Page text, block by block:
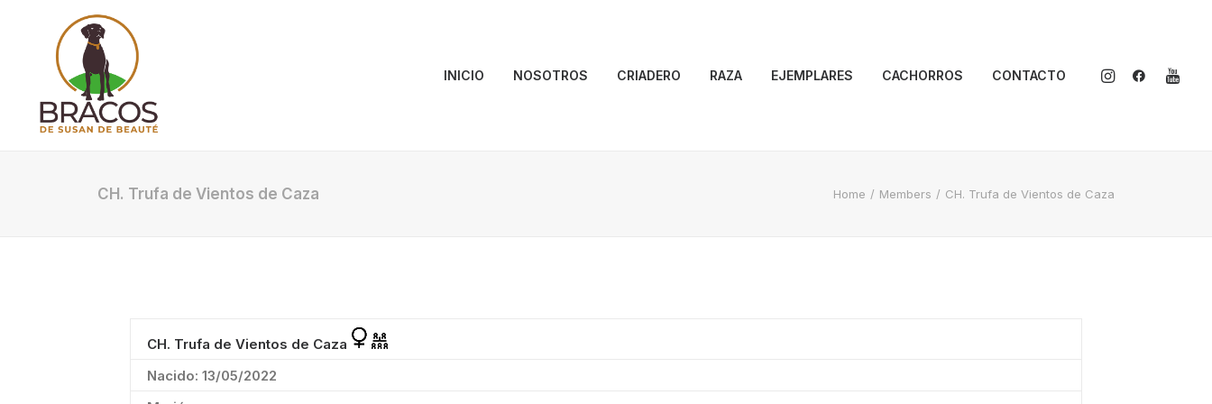
INICIO NOSOTROS CRIADERO RAZA EJEMPLARES CACHORROS CONTACTO
CH. Trufa de Vientos de Caza Home Members CH. Trufa de Vientos de Caza
CH. Trufa de Vientos de Caza
Nacido: 13/05/2022